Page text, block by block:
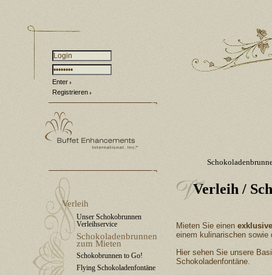
Enter
Registrieren
Verleih
Unser Schokobrunnen
Verleihservice
Schokoladenbrunnen
zum Mieten
Schokobrunnen to Go!
Flying Schokoladenfontäne
Verleih /
Mieten Sie einen
einem kulinarischen
Hier sehen Sie unsere
Schokoladenfontäne.